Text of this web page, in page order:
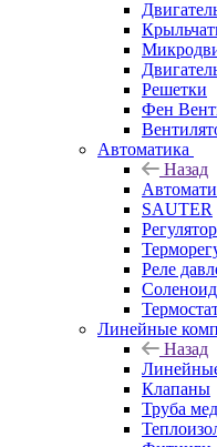
Решетки
Фен
Автоматика
Назад
SAUTER
Реле
Линейные
Назад
Клапаны
Труба